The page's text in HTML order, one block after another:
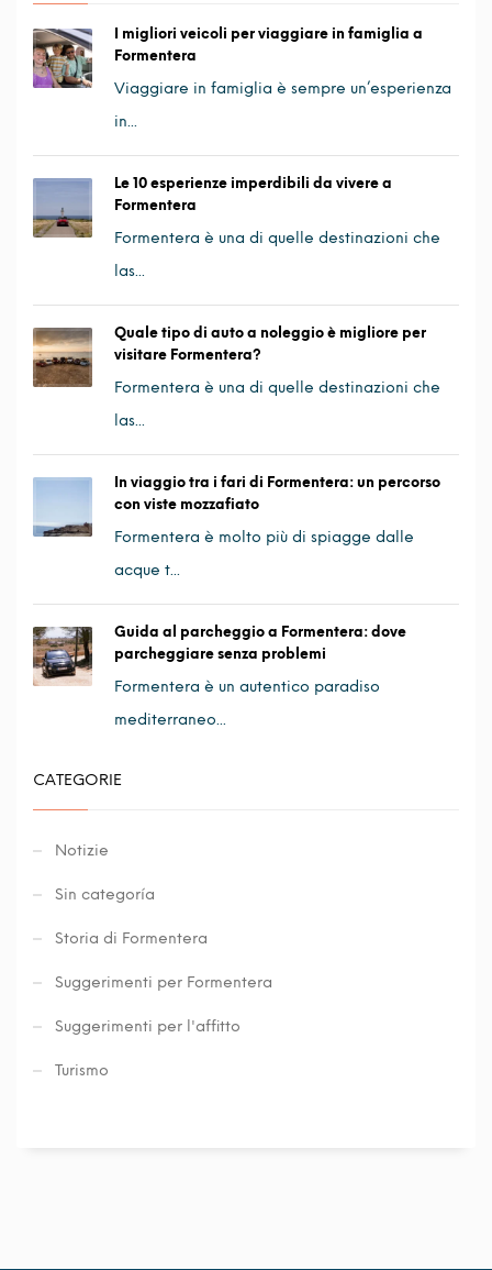
I migliori veicoli per viaggiare in famiglia a
Formentera
Viaggiare in famiglia è sempre un’esperienza
in...
Le 10 esperienze imperdibili da vivere a
Formentera
Formentera è una di quelle destinazioni che
las...
Quale tipo di auto a noleggio è migliore per
visitare Formentera?
Formentera è una di quelle destinazioni che
las...
In viaggio tra i fari di Formentera: un percorso
con viste mozzafiato
Formentera è molto più di spiagge dalle
acque t...
Guida al parcheggio a Formentera: dove
parcheggiare senza problemi
Formentera è un autentico paradiso
mediterraneo...
CATEGORIE
Notizie
Sin categoría
Storia di Formentera
Suggerimenti per Formentera
Suggerimenti per l'affitto
Turismo